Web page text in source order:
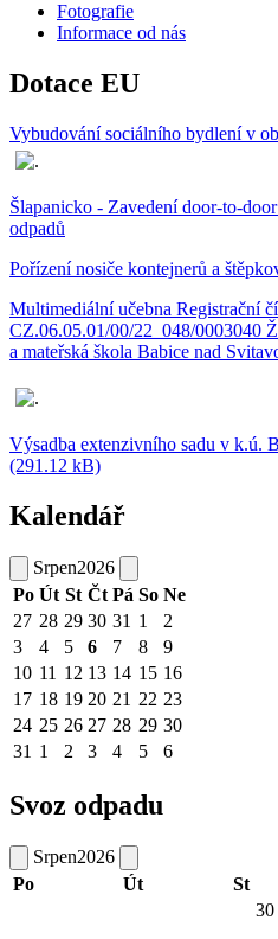
Fotografie
Informace od nás
Dotace EU
Vybudování sociálního bydlení v
Šlapanicko - Zavedení door-to-
odpadů
Pořízení nosiče kontejnerů a
Multimediální učebna Registrační
CZ.06.05.01/00/22_048/0003040
a mateřská škola Babice nad
Výsadba extenzivního sadu v k.ú.
(291.12 kB)
Kalendář
Srpen2026
Po Út St Čt Pá So Ne
27 28 29 30 31 1
2
3
4 5 6 7 8
9
10 11 12 13 14 15 16
17 18 19 20 21 22 23
24 25 26 27 28 29 30
31 1 2 3 4 5 6
Svoz odpadu
Srpen2026
Po
Út St
30